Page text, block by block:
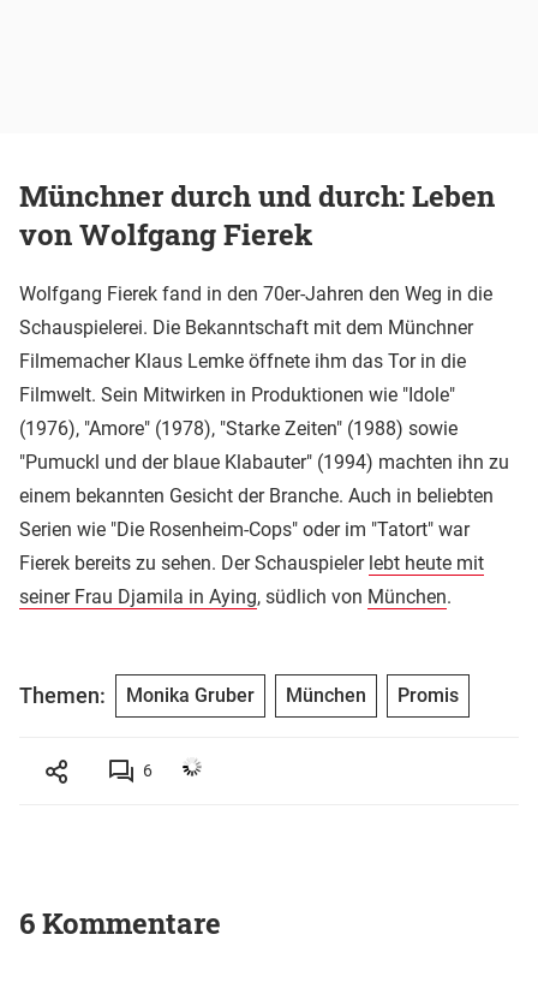
Münchner durch und durch: Leben
von Wolfgang Fierek
Wolfgang Fierek fand in den 70er-Jahren den Weg in die
Schauspielerei. Die Bekanntschaft mit dem Münchner
Filmemacher Klaus Lemke öffnete ihm das Tor in die
Filmwelt. Sein Mitwirken in Produktionen wie "Idole"
(1976), "Amore" (1978), "Starke Zeiten" (1988) sowie
"Pumuckl und der blaue Klabauter" (1994) machten ihn zu
einem bekannten Gesicht der Branche. Auch in beliebten
Serien wie "Die Rosenheim-Cops" oder im "Tatort" war
Fierek bereits zu sehen. Der Schauspieler lebt heute mit
seiner Frau Djamila in Aying, südlich von München.
Themen: Monika Gruber München Promis
6
6 Kommentare